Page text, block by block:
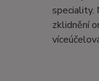
speciality.
zklidnění